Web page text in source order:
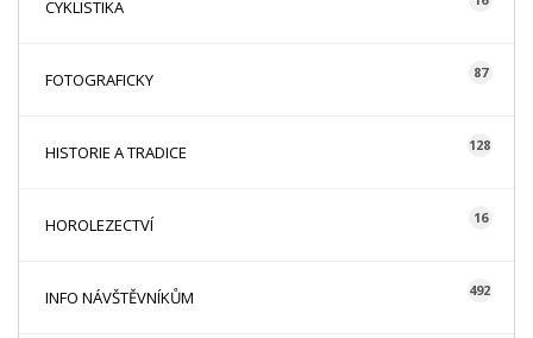
CYKLISTIKA
FOTOGRAFICKY 87
HISTORIE A TRADICE 128
HOROLEZECTVÍ 16
INFO NÁVŠTĚVNÍKŮM 492